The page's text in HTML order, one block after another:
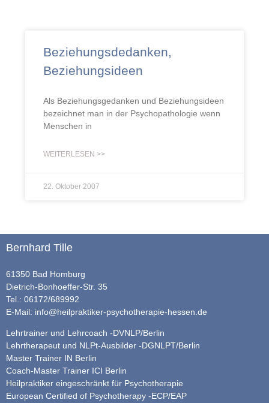
Beziehungsdedanken,
Beziehungsideen
Als Beziehungsgedanken und Beziehungsideen
bezeichnet man in der Psychopathologie wenn
Menschen in
WEITERLESEN >>
22. Oktober 2007
Bernhard Tille
61350 Bad Homburg
Dietrich-Bonhoeffer-Str. 35
Tel.: 06172/689992
E-Mail: info@heilpraktiker-psychotherapie-hessen.de
Lehrtrainer und Lehrcoach -DVNLP/Berlin
Lehrtherapeut und NLPt-Ausbilder -DGNLPT/Berlin
Master Trainer IN Berlin
Coach-Master Trainer ICI Berlin
Heilpraktiker eingeschränkt für Psychotherapie
European Certified of Psychotherapy -ECP/EAP